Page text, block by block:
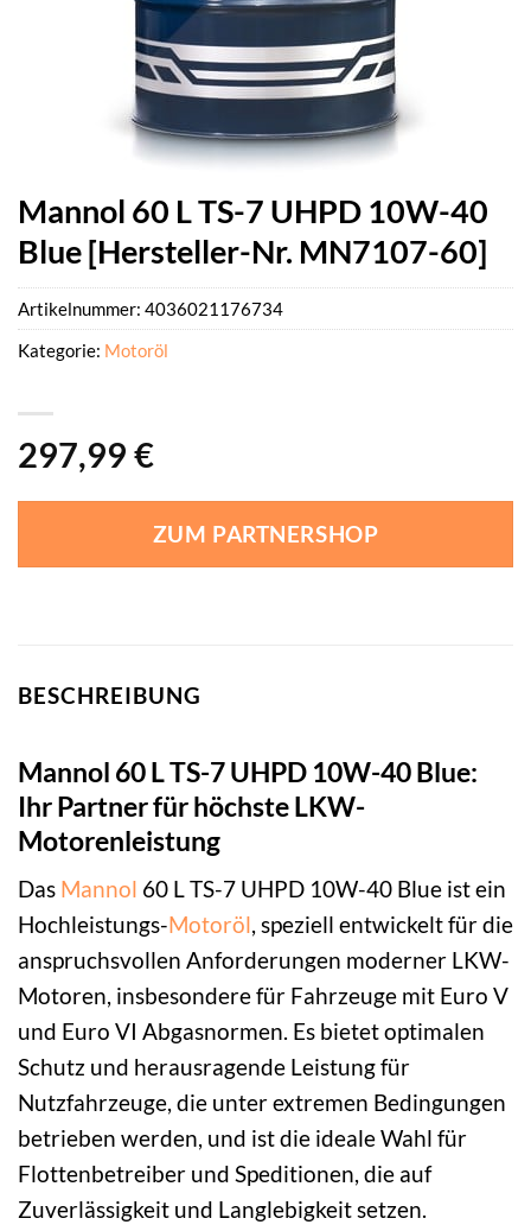
Mannol 60 L TS-7 UHPD 10W-40
Blue [Hersteller-Nr. MN7107-60]
297,99 €
ZUM PARTNERSHOP
Artikelnummer: 4036021176734
Kategorie: Motoröl
BESCHREIBUNG
Mannol 60 L TS-7 UHPD 10W-40 Blue:
Ihr Partner für höchste LKW-
Motorenleistung
Das Mannol 60 L TS-7 UHPD 10W-40 Blue ist ein
Hochleistungs-Motoröl, speziell entwickelt für die
anspruchsvollen Anforderungen moderner LKW-
Motoren, insbesondere für Fahrzeuge mit Euro V
und Euro VI Abgasnormen. Es bietet optimalen
Schutz und herausragende Leistung für
Nutzfahrzeuge, die unter extremen Bedingungen
betrieben werden, und ist die ideale Wahl für
Flottenbetreiber und Speditionen, die auf
Zuverlässigkeit und Langlebigkeit setzen.